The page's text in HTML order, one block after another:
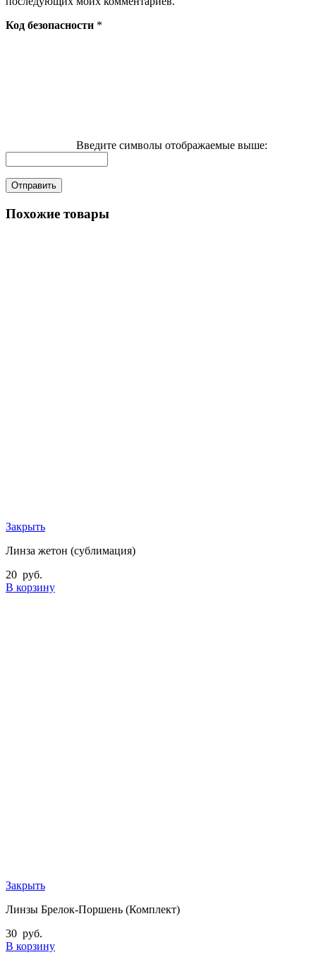
Код безопасности *
Введите символы отображаемые выше:
Похожие товары
Закрыть
Линза жетон (сублимация)
20 руб.
В корзину
Закрыть
Линзы Брелок-Поршень (Комплект)
30 руб.
В корзину